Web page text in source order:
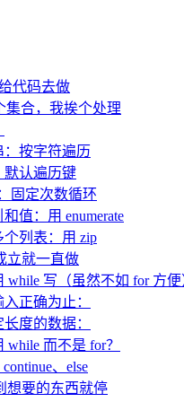
代码去做
集合，我挨个处理
：按字符遍历
默认遍历键
固定次数循环
值：用 enumerate
列表：用 zip
立就一直做
while 写（虽然不如 for 方
正确为止：
度的数据：
while 而不是 for？
、else
想要的东西就停